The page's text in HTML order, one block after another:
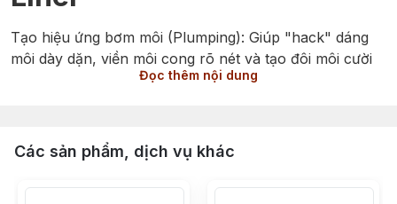
Tạo hiệu ứng bơm môi (Plumping): Giúp "hack" dáng
môi dày dặn, viền môi cong rõ nét và tạo đôi môi cười
ngọt ngào một cách tự nhiên.
trở nên cân đối, sắc sảo hơn.
Hỗ trợ son lên màu chuẩn: Tạo lớp lót hoàn hảo giúp
Đọc thêm nội dung
Các sản phẩm, dịch vụ khác